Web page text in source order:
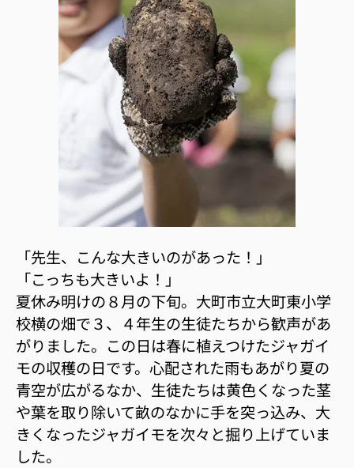
「先生、こんな大きいのがあった！」
「こっちも大きいよ！」
夏休み明けの８月の下旬。大町市立大町東小学
校横の畑で３、４年生の生徒たちから歓声があ
がりました。この日は春に植えつけたジャガイ
モの収穫の日です。心配された雨もあがり夏の
青空が広がるなか、生徒たちは黄色くなった茎
や葉を取り除いて畝のなかに手を突っ込み、大
きくなったジャガイモを次々と掘り上げていま
した。